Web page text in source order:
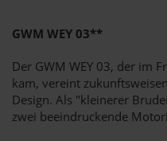
GWM WEY 03**
Der GWM WEY 03, der im
kam, vereint
Design. Als "kleinerer
zwei beeindruckende